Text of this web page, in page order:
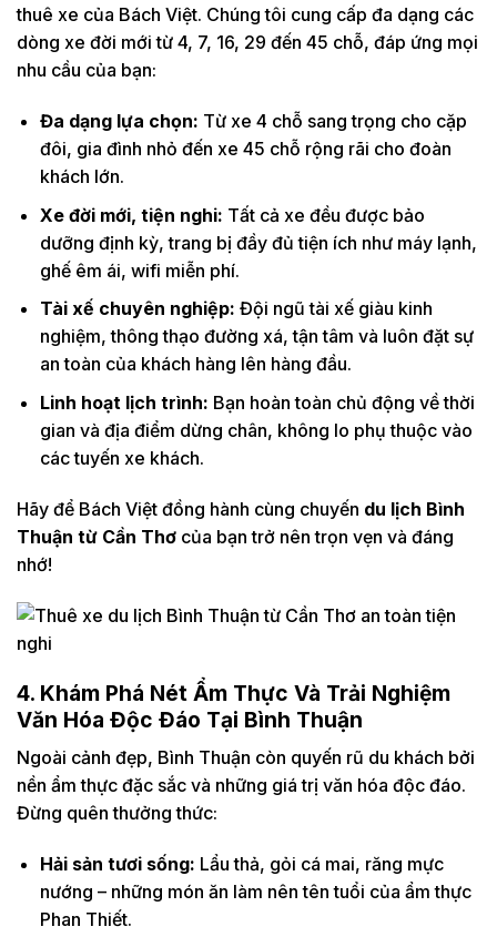
thuê xe của Bách Việt. Chúng tôi cung cấp đa dạng các
dòng xe đời mới từ 4, 7, 16, 29 đến 45 chỗ, đáp ứng mọi
nhu cầu của bạn:
Đa dạng lựa chọn: Từ xe 4 chỗ sang trọng cho cặp
đôi, gia đình nhỏ đến xe 45 chỗ rộng rãi cho đoàn
khách lớn.
Xe đời mới, tiện nghi: Tất cả xe đều được bảo
dưỡng định kỳ, trang bị đầy đủ tiện ích như máy lạnh,
ghế êm ái, wifi miễn phí.
Tài xế chuyên nghiệp: Đội ngũ tài xế giàu kinh
nghiệm, thông thạo đường xá, tận tâm và luôn đặt sự
an toàn của khách hàng lên hàng đầu.
Linh hoạt lịch trình: Bạn hoàn toàn chủ động về thời
gian và địa điểm dừng chân, không lo phụ thuộc vào
các tuyến xe khách.
Hãy để Bách Việt đồng hành cùng chuyến du lịch Bình
Thuận từ Cần Thơ của bạn trở nên trọn vẹn và đáng
nhớ!
4. Khám Phá Nét Ẩm Thực Và Trải Nghiệm
Văn Hóa Độc Đáo Tại Bình Thuận
Ngoài cảnh đẹp, Bình Thuận còn quyến rũ du khách bởi
nền ẩm thực đặc sắc và những giá trị văn hóa độc đáo.
Đừng quên thưởng thức:
Hải sản tươi sống: Lẩu thả, gỏi cá mai, răng mực
nướng – những món ăn làm nên tên tuổi của ẩm thực
Phan Thiết.